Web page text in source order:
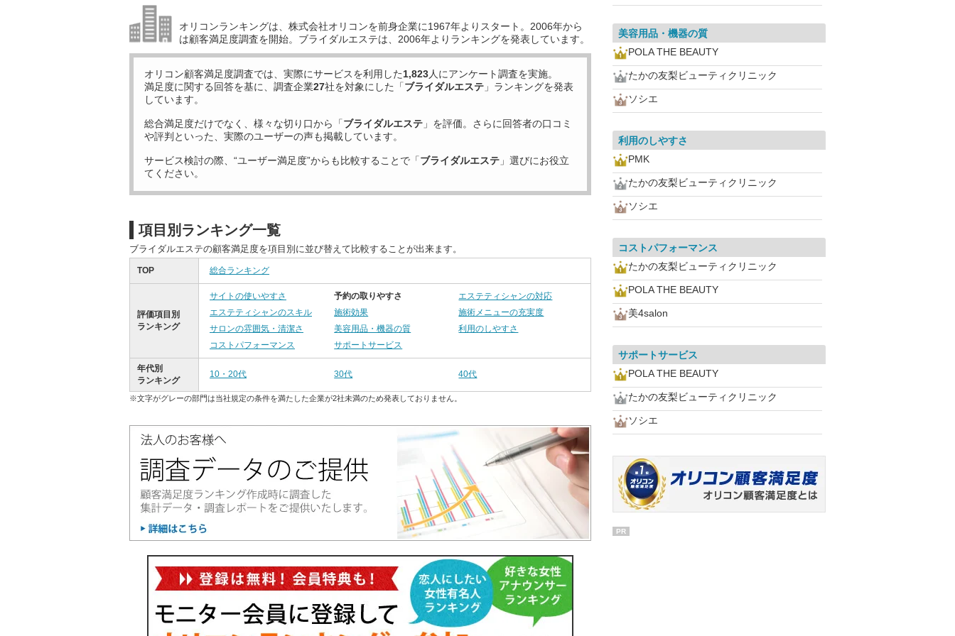
オリコンランキングは、株式会社オリコンを前身企業に1967年よりスタート。2006年から
は顧客満足度調査を開始。ブライダルエステは、2006年よりランキングを発表しています。
オリコン顧客満足度調査では、実際にサービスを利用した1,823人にアンケート調査を実施。
満足度に関する回答を基に、調査企業27社を対象にした「ブライダルエステ 」ランキングを発表
しています。
総合満足度だけでなく、様々な切り口から「ブライダルエステ 」を評価。さらに回答者の口コミ
や評判といった、実際のユーザーの声も掲載しています。
サービス検討の際、“ユーザー満足度”からも比較することで「ブライダルエステ 」選びにお役立
てください。
項目別ランキング一覧
ブライダルエステの顧客満足度を項目別に並び替えて比較することが出来ます。
TOP 総合ランキング
評価項目別
ランキング
サイトの使いやすさ 予約の取りやすさ
エステティシャンの対応
エステティシャンのスキル
施術効果
施術メニューの充実度
サロンの雰囲気・清潔さ
美容用品・機器の質
利用のしやすさ
コストパフォーマンス
サポートサービス
年代別
ランキング
10・20代 30代 40代
※文字がグレーの部門は当社規定の条件を満たした企業が2社未満のため発表しておりません。
美容用品・機器の質
POLA THE BEAUTY
たかの友梨ビューティクリニック
ソシエ
利用のしやすさ
PMK
たかの友梨ビューティクリニック
ソシエ
コストパフォーマンス
たかの友梨ビューティクリニック
POLA THE BEAUTY
美4salon
サポートサービス
POLA THE BEAUTY
たかの友梨ビューティクリニック
ソシエ
PR